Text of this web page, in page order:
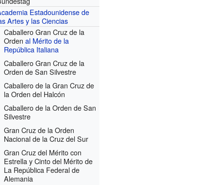
Estadounidense de
Artes y las Ciencias
Caballero Gran Cruz de la
Orden al Mérito de la
República Italiana
Caballero Gran Cruz de la
Orden de San Silvestre
Caballero de la Gran Cruz de
la Orden del Halcón
Caballero de la Orden de San
Silvestre
Gran Cruz de la Orden
Nacional de la Cruz del Sur
Gran Cruz del Mérito con
Estrella y Cinto del Mérito de
La República Federal de
Alemania